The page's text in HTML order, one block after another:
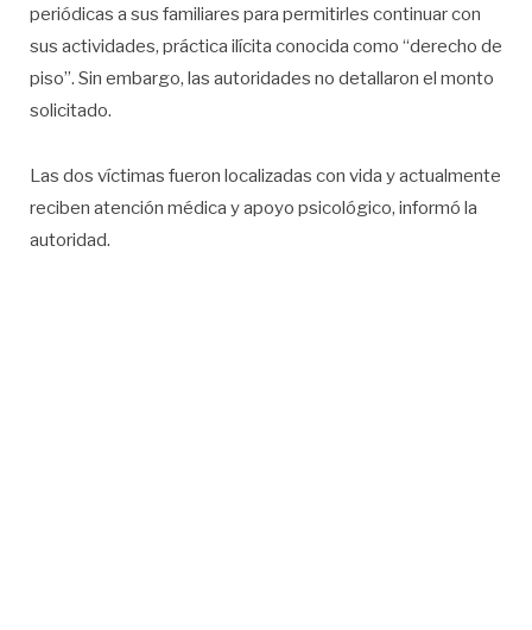
periódicas a sus familiares para permitirles continuar con
sus actividades, práctica ilícita conocida como “derecho de
piso”. Sin embargo, las autoridades no detallaron el monto
solicitado.
Las dos víctimas fueron localizadas con vida y actualmente
reciben atención médica y apoyo psicológico, informó la
autoridad.